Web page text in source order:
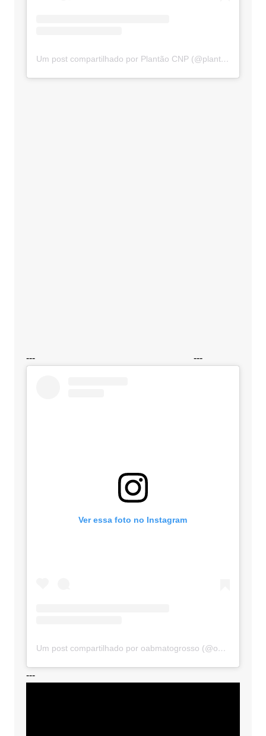
Um post compartilhado por Plantão CNP (@plantaocnp)
--- ---
Ver essa foto no Instagram
Um post compartilhado por oabmatogrosso (@oabmatogrosso)
---